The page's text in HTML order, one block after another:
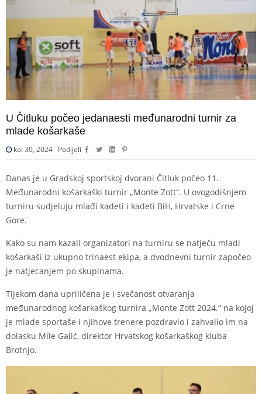
U Čitluku počeo jedanaesti međunarodni turnir za
mlade košarkaše
kol 30, 2024 Podijeli
Danas je u Gradskoj sportskoj dvorani Čitluk počeo 11.
Međunarodni košarkaški turnir „Monte Zott“. U ovogodišnjem
turniru sudjeluju mlađi kadeti i kadeti BiH, Hrvatske i Crne
Gore.
Kako su nam kazali organizatori na turniru se natječu mladi
košarkaši iz ukupno trinaest ekipa, a dvodnevni turnir započeo
je natjecanjem po skupinama.
Tijekom dana upriličena je i svečanost otvaranja
međunarodnog košarkaškog turnira „Monte Zott 2024.“ na kojoj
je mlade sportaše i njihove trenere pozdravio i zahvalio im na
dolasku Mile Galić, direktor Hrvatskog košarkaškog kluba
Brotnjo.